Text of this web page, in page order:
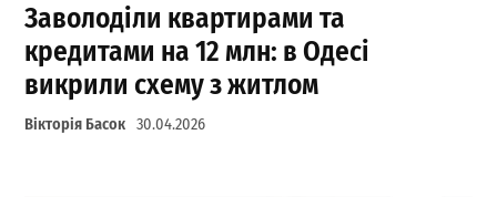
Заволоділи квартирами та
кредитами на 12 млн: в Одесі
викрили схему з житлом
Вікторія Басок 30.04.2026